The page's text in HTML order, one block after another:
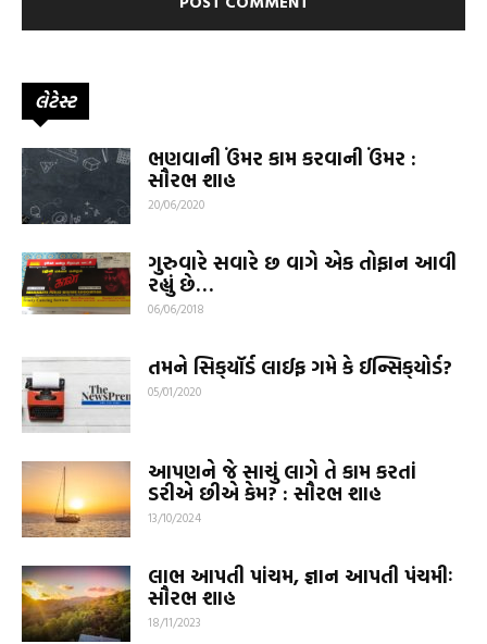
લેટેસ્ટ
ભણવાની ઉંમર કામ કરવાની ઉંમર :
સૌરભ શાહ
20/06/2020
ગુરુવારે સવારે છ વાગે એક તોફાન આવી
રહ્યું છે…
06/06/2018
તમને સિક્‌યૉર્ડ લાઈફ ગમે કે ઈન્સિક્‌યોર્ડ?
05/01/2020
આપણને જે સાચું લાગે તે કામ કરતાં
ડરીએ છીએ કેમ? : સૌરભ શાહ
13/10/2024
લાભ આપતી પાંચમ, જ્ઞાન આપતી પંચમીઃ
સૌરભ શાહ
18/11/2023